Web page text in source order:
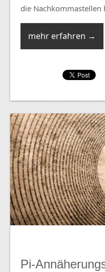
die Nachkommastellen
mehr erfahren →
Pi-